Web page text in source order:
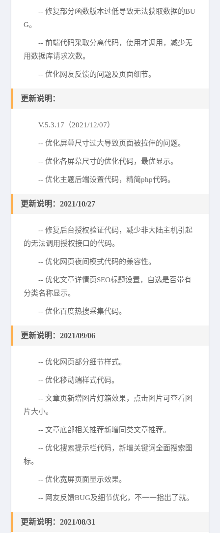
-- 修复部分函数版本过低导致无法获取数据的BU
G。
-- 前端代码采取分离代码，使用才调用，减少无
用数据库请求次数。
-- 优化网友反馈的问题及页面细节。
更新说明：
V.5.3.17（2021/12/07）
-- 优化屏幕尺寸过大导致页面被拉伸的问题。
-- 优化各屏幕尺寸的优化代码，最优显示。
-- 优化主题后端设置代码，精简php代码。
更新说明：2021/10/27
-- 修复后台授权验证代码，减少非大陆主机引起
的无法调用授权接口的代码。
-- 优化网页夜间模式代码的兼容性。
-- 优化文章详情页SEO标题设置，自选是否带有
分类名称显示。
-- 优化百度热搜采集代码。
更新说明：2021/09/06
-- 优化网页部分细节样式。
-- 优化移动端样式代码。
-- 文章页新增图片灯箱效果，点击图片可查看图
片大小。
-- 文章底部相关推荐新增同类文章推荐。
-- 优化搜索提示栏代码，新增关键词全面搜索图
标。
-- 优化宽屏页面显示效果。
-- 网友反馈BUG及细节优化，不一一指出了就。
更新说明：2021/08/31